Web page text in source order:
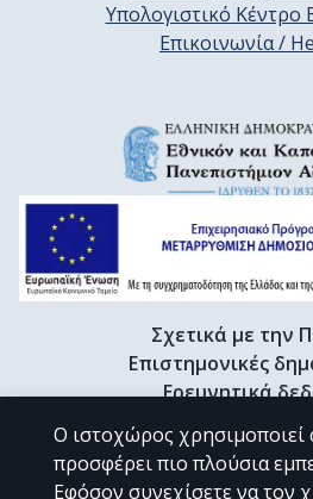
Υπολογιστικό Κέντρο
Επικοινωνία /
Σχετικά με την
Επιστημονικές
Ερευνητικά
Διδακτορικές διατριβές &
Προφίλ
Ο ιστοχώρος χρησιμοποιεί
προσφέρει πιο πλούσια
Εφόσον συνεχίσετε να τον